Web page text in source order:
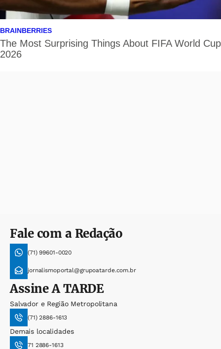
Fale com a Redação
(71) 99601-0020
jornalismoportal@grupoatarde.com.br
AssineA TARDE
Salvador e Região Metropolitana
(71) 2886-1613
Demais localidades
71 2886-1613